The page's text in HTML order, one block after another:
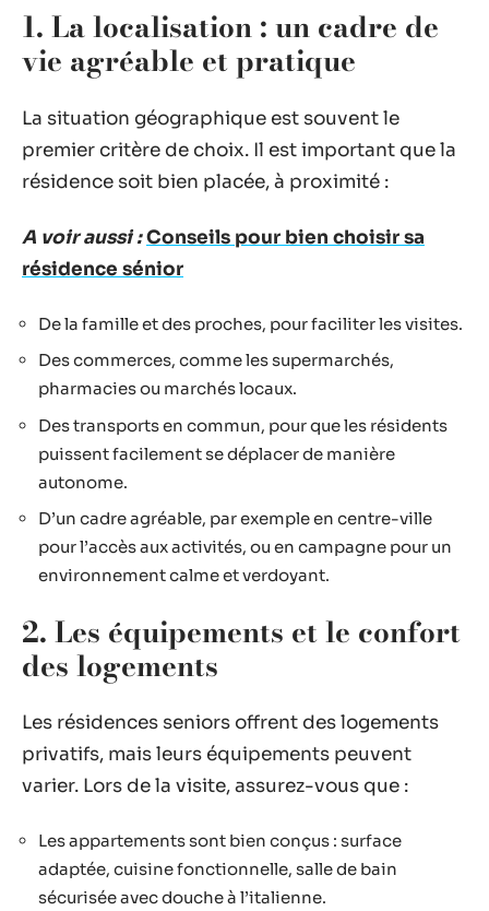
1. La localisation : un cadre de
vie agréable et pratique
La situation géographique est souvent le
premier critère de choix. Il est important que la
résidence soit bien placée, à proximité :
A voir aussi :Conseils pour bien choisir sa
résidence sénior
De la famille et des proches, pour faciliter les visites.
Des commerces, comme les supermarchés,
pharmacies ou marchés locaux.
Des transports en commun, pour que les résidents
puissent facilement se déplacer de manière
autonome.
D’un cadre agréable, par exemple en centre-ville
pour l’accès aux activités, ou en campagne pour un
environnement calme et verdoyant.
2. Les équipements et le confort
des logements
Les résidences seniors offrent des logements
privatifs, mais leurs équipements peuvent
varier. Lors de la visite, assurez-vous que :
Les appartements sont bien conçus : surface
adaptée, cuisine fonctionnelle, salle de bain
sécurisée avec douche à l’italienne.